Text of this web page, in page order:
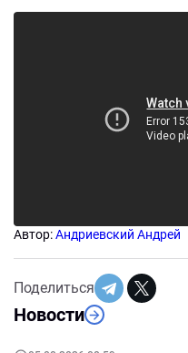
Новости
Автор:Андриевский Андрей
Поделиться